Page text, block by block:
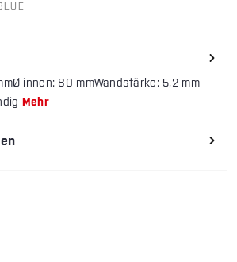
innen: 80 mmWandstärke: 5,2 mm
Mehr